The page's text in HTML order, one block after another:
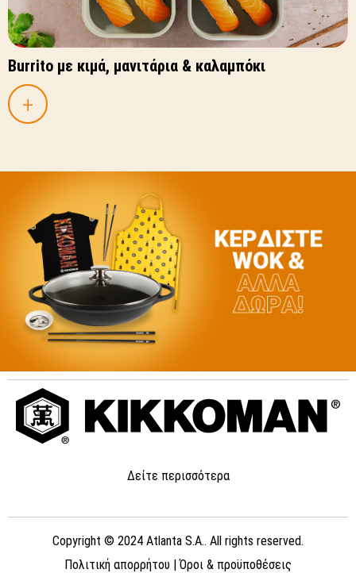
Burrito με κιμά, μανιτάρια & καλαμπόκι
+
Δείτε περισσότερα
Copyright © 2024 Atlanta S.A.. All rights reserved.
Πολιτική απορρήτου |Όροι & προϋποθέσεις